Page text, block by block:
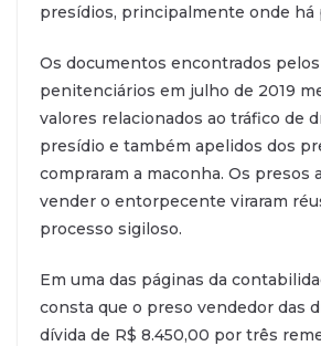
presídios, principalmente onde há
Os documentos encontrados
penitenciários em julho de 2019
valores relacionados ao tráfico de
presídio e também apelidos dos
compraram a maconha. Os presos
vender o entorpecente viraram
processo sigiloso.
Em uma das páginas da
consta que o preso vendedor das
dívida de R$ 8.450,00 por três